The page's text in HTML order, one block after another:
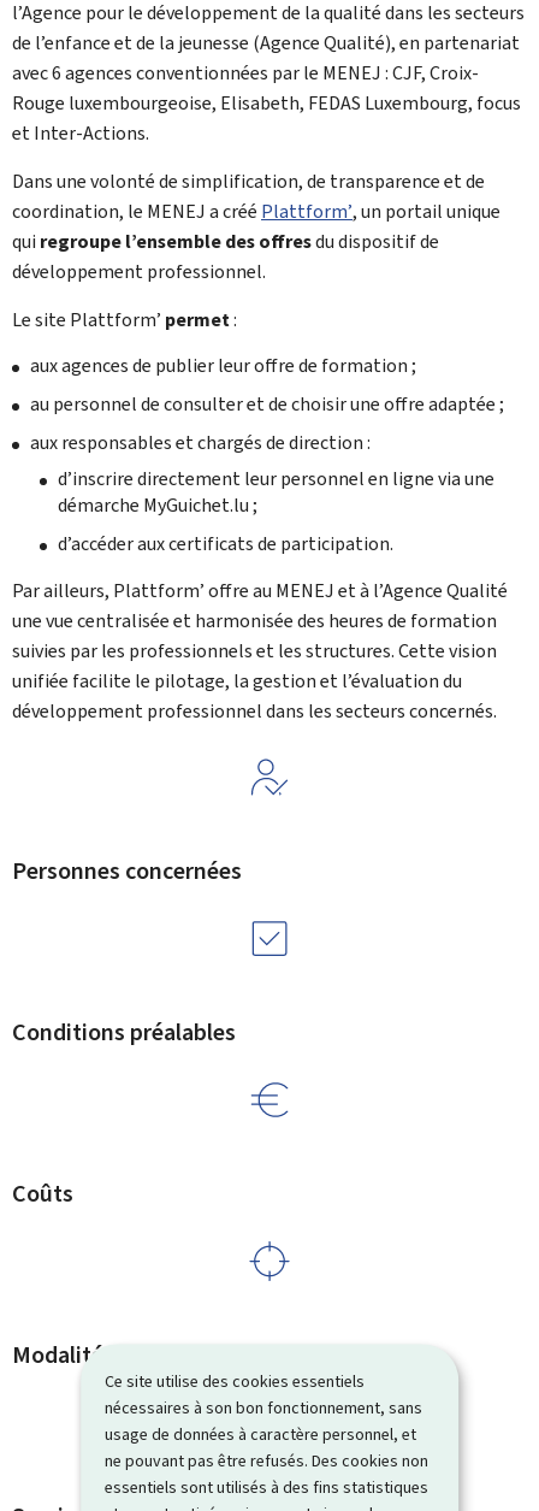
Ce site utilise des cookies essentiels
nécessaires à son bon fonctionnement, sans
usage de données à caractère personnel, et
ne pouvant pas être refusés. Des cookies non
essentiels sont utilisés à des fins statistiques
l’Agence pour le développement de la qualité dans les secteurs
de l’enfance et de la jeunesse (Agence Qualité), en partenariat
avec 6 agences conventionnées par le MENEJ : CJF, Croix-
Rouge luxembourgeoise, Elisabeth, FEDAS Luxembourg, focus
et Inter-Actions.
Dans une volonté de simplification, de transparence et de
coordination, le MENEJ a créé Plattform’, un portail unique
qui regroupe l’ensemble des offresdu dispositif de
développement professionnel.
Le site Plattform’ permet:
aux agences de publier leur offre de formation ;
au personnel de consulter et de choisir une offre adaptée ;
aux responsables et chargés de direction :
d’inscrire directement leur personnel en ligne via une
démarche MyGuichet.lu ;
d’accéder aux certificats de participation.
Par ailleurs, Plattform’offre au MENEJ et à l’Agence Qualité
une vue centralisée et harmonisée des heures de formation
suivies par les professionnels et les structures. Cette vision
unifiée facilite le pilotage, la gestion et l’évaluation du
développement professionnel dans les secteurs concernés.
Personnes concernées
Conditions préalables
Coûts
Modalités pratiques